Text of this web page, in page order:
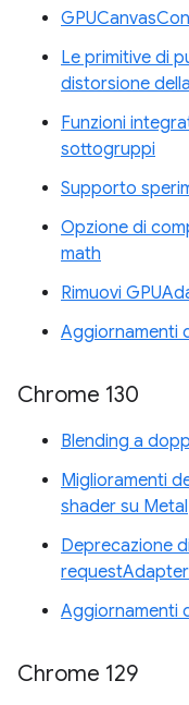
Le primitive di
distorsione
Funzioni
sottogruppi
Supporto
Opzione di
math
Rimuovi
Aggiornamenti
Chrome 130
Blending a
Miglioramenti
shader su Metal
Deprecazione
Aggiornamenti
Chrome 129